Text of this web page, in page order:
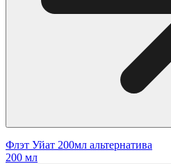
Флэт Уйат 200мл альтернатива
200 мл